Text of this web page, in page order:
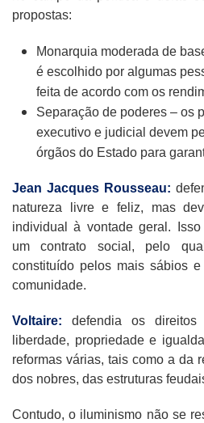
propostas:
Monarquia moderada de
é escolhido por algumas
feita de acordo com os
Separação de poderes – os
executivo e judicial devem
órgãos do Estado para
Jean Jacques Rousseau:
natureza livre e feliz, mas
individual à vontade geral.
um contrato social, pelo
constituído pelos mais sábios
comunidade.
Voltaire:
defendia os
liberdade, propriedade e
reformas várias, tais como a da
dos nobres, das estruturas
Contudo, o iluminismo não se